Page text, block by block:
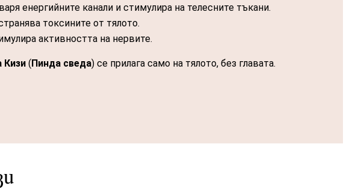
енергийните канали и стимулира на телесните тъкани.
токсините от тялото.
активността на нервите.
Кизи(Пинда сведа) се прилага само на тялото, без главата.